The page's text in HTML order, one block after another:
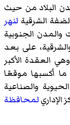
البلاد من حيث
الشرقية لنهر
الجنوبية
على بعد
وهي العقدة الأكبر
أكسبها موقعًا
والصناعية
لمحافظة